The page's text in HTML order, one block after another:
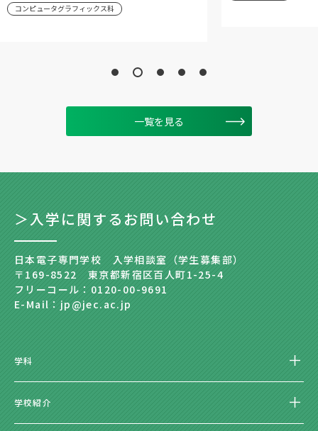
コンピュータグラフィックス科
一覧を見る
＞入学に関するお問い合わせ
日本電子専門学校 入学相談室（学生募集部）
〒169-8522 東京都新宿区百人町1-25-4
フリーコール：0120-00-9691
E-Mail：jp@jec.ac.jp
学科
学校紹介